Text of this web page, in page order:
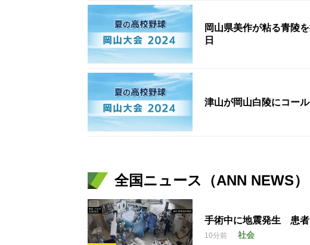
岡山県美作が粘る青陵
日
津山が岡山白陵にコー
全国ニュース（ANN NEWS）
手術中に地震発生 患
10分前 社会